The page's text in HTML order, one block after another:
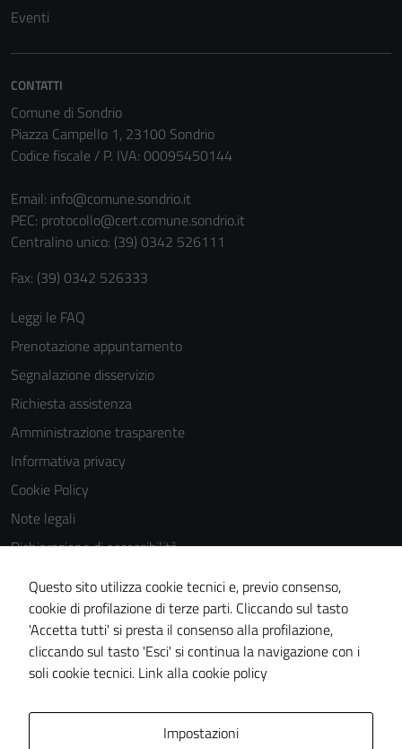
Eventi
CONTATTI
Comune di Sondrio
Piazza Campello 1, 23100 Sondrio
Codice fiscale / P. IVA: 00095450144
Email: info@comune.sondrio.it
PEC: protocollo@cert.comune.sondrio.it
Centralino unico: (39) 0342 526111
Fax: (39) 0342 526333
Leggi le FAQ
Prenotazione appuntamento
Segnalazione disservizio
Richiesta assistenza
Amministrazione trasparente
Informativa privacy
Cookie Policy
Note legali
Dichiarazione di accessibilità
Dichiarazione di accessibilità Servizi
Whistleblowing
Piano di miglioramento del sito
Area riservata
Questo sito utilizza cookie tecnici e, previo consenso,
cookie di profilazione di terze parti. Cliccando sul tasto
'Accetta tutti' si presta il consenso alla profilazione,
cliccando sul tasto 'Esci' si continua la navigazione con i
soli cookie tecnici. Link alla cookie policy
Impostazioni